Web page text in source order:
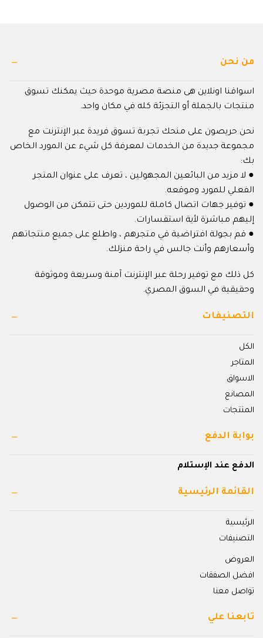
من نحن
اسواقنا اونلاين هى منصة مصرية موحدة حيث يمكنك تسوق
منتجات بالجملة أو التجزئة كله في مكان واحد.
نحن حريصون على منحك تجربة تسوق فريدة عبر الإنترنت مع
مجموعة جديدة من الخدمات لمعرفة كل شيء عن المورد الخاص
بك:
● لا مزيد من البائعين المجهولين ، تعرف على عنوان المتجر
الفعلي للمورد وموقعه.
● توفير جهات اتصال كاملة للموردين حتى تتمكن من الوصول
إليهم مباشرة لأية استفسارات.
● قم بجولة افتراضية في متجرهم ، واطلع على جميع منتجاتهم
وأسعارهم وأنت جالس في راحة منزلك.
كل ذلك مع توفير رحلة عبر الإنترنت آمنة وسريعة وموثوقة
وحقيقية في السوق المصري.
التصنيفات
الكل
المتاجر
الاسواق
المصانع
المنتجات
بوابة الدفع
الدفع عند الإستلام
القائمة الرئيسية
الرئيسية
التصنيفات
العروض
افضل الصفقات
تواصل معنا
تابعنا علي